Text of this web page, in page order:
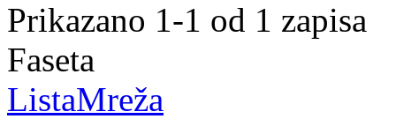
Prikazano 1-1 od 1 zapisa
Faseta
ListaMreža